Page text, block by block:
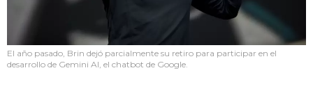
El año pasado, Brin dejó parcialmente su retiro para participar en el
desarrollo de Gemini AI, el chatbot de Google.